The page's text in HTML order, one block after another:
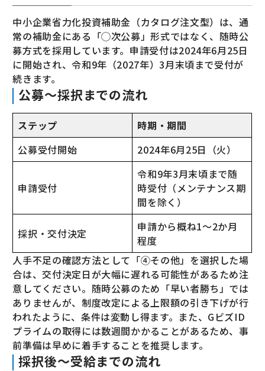
中小企業省力化投資補助金（カタログ注文型）は、通
常の補助金にある「◯次公募」形式ではなく、随時公
募方式を採用しています。申請受付は2024年6月25日
に開始され、令和9年（2027年）3月末頃まで受付が
続きます。
公募〜採択までの流れ
ステップ
時期・期間
公募受付開始
2024年6月25日（火）
申請受付
令和9年3月末頃まで随
時受付（メンテナンス期
間を除く）
採択・交付決定
申請から概ね1〜2か月
程度
人手不足の確認方法として「④その他」を選択した場
合は、交付決定日が大幅に遅れる可能性があるため注
意してください。随時公募のため「早い者勝ち」では
ありませんが、制度改定による上限額の引き下げが行
われたように、条件は変動し得ます。また、GビズID
プライムの取得には数週間かかることがあるため、事
前準備は早めに着手することを推奨します。
採択後〜受給までの流れ